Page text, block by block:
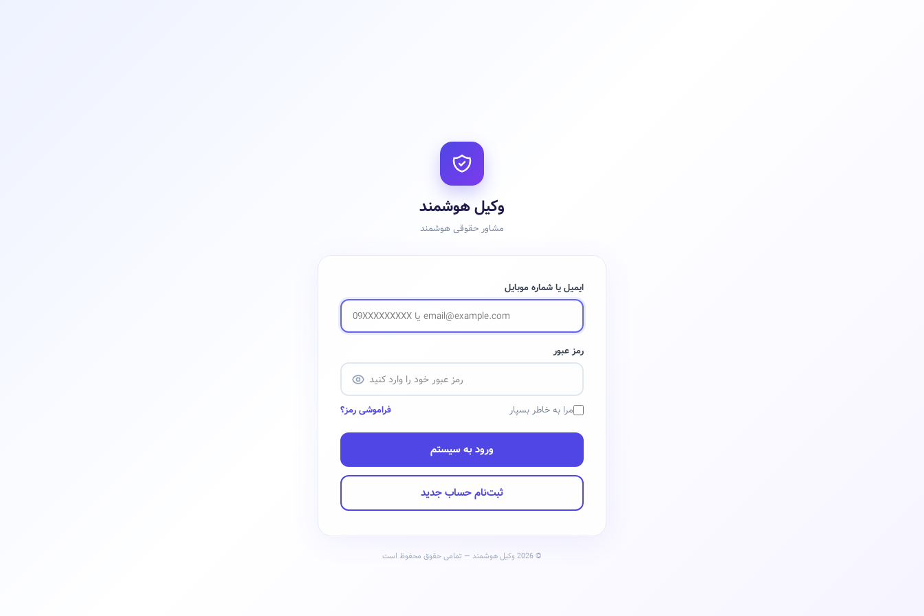
وکیل هوشمند
مشاور حقوقی هوشمند
ایمیل یا شماره موبایل
رمز عبور
مرا به خاطر بسپار فراموشی رمز؟
ورود به سیستم
ثبت‌نام حساب جدید
© 2026 وکیل هوشمند — تمامی حقوق محفوظ است